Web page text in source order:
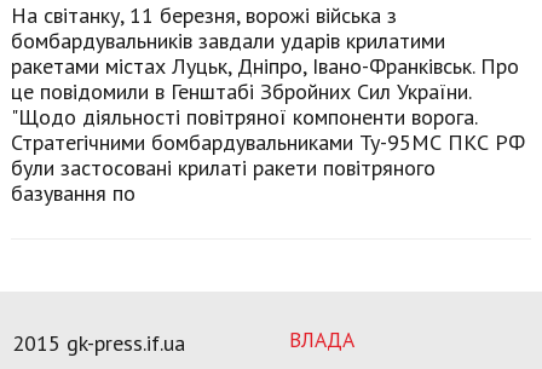
На світанку, 11 березня, ворожі війська з
бомбардувальників завдали ударів крилатими
ракетами містах Луцьк, Дніпро, Івано-Франківськ. Про
це повідомили в Генштабі Збройних Сил України.
"Щодо діяльності повітряної компоненти ворога.
Стратегічними бомбардувальниками Ту-95МС ПКС РФ
були застосовані крилаті ракети повітряного
базування по
ВЛАДА
2015 gk-press.if.ua